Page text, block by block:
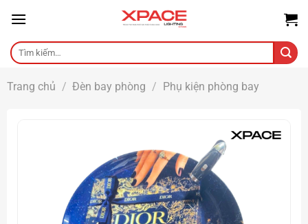
content
Tìm
kiếm:
Trang chủ / Đèn bay phòng / Phụ kiện phòng bay